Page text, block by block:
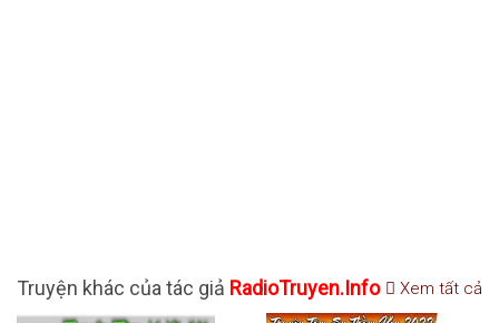
Truyện khác của tác giả RadioTruyen.Info Xem tất cả